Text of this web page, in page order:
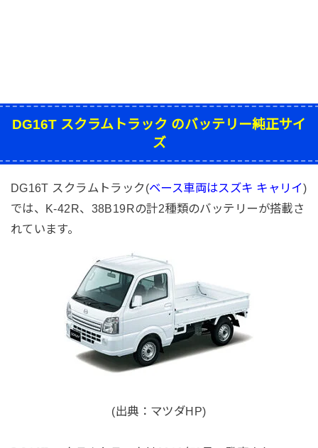
DG16T スクラムトラック のバッテリー純正サイ
ズ
DG16T スクラムトラック(ベース車両はスズキ キャリイ)
では、K-42R、38B19Rの計2種類のバッテリーが搭載さ
れています。
(出典：マツダHP)